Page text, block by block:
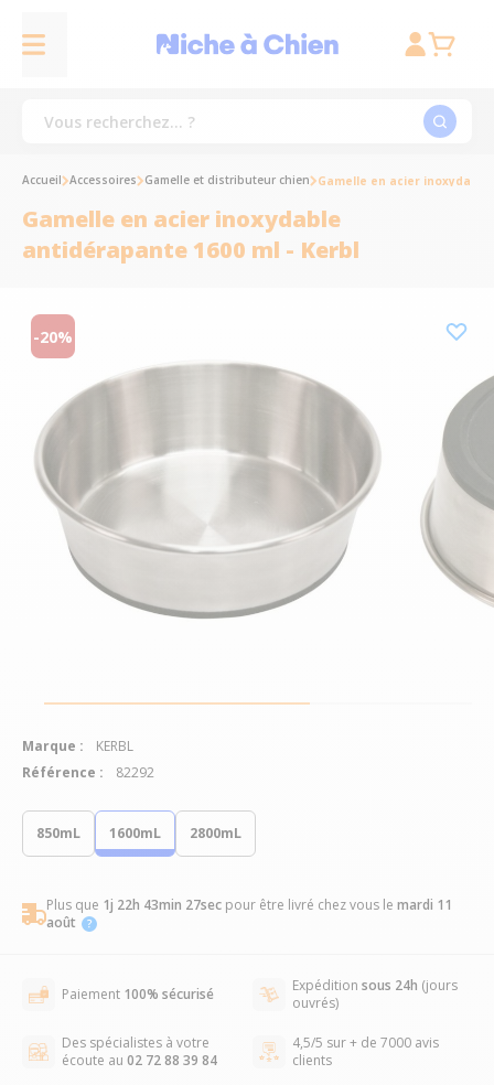
850mL 1600mL 2800mL
Plus que 1j 22h 43min 26sec pour être livré chez vous le mardi 11
août
Paiement 100% sécurisé Expédition sous 24h (jours
ouvrés)
Des spécialistes à votre
écoute au 02 72 88 39 84
4,5/5 sur + de 7000 avis
clients
Accueil Accessoires Gamelle et distributeur chien Gamelle en acier
Gamelle en acier inoxydable
antidérapante 1600 ml - Kerbl
-20%
Marque :
KERBL
Référence :
82292